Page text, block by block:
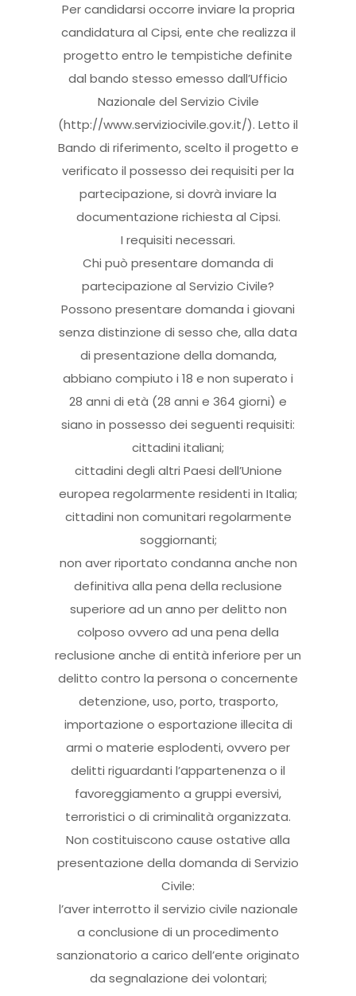
Per candidarsi occorre inviare la propria
candidatura al Cipsi, ente che realizza il
progetto entro le tempistiche definite
dal bando stesso emesso dall’Ufficio
Nazionale del Servizio Civile
(http://www.serviziocivile.gov.it/). Letto il
Bando di riferimento, scelto il progetto e
verificato il possesso dei requisiti per la
partecipazione, si dovrà inviare la
documentazione richiesta al Cipsi.
I requisiti necessari.
Chi può presentare domanda di
partecipazione al Servizio Civile?
Possono presentare domanda i giovani
senza distinzione di sesso che, alla data
di presentazione della domanda,
abbiano compiuto i 18 e non superato i
28 anni di età (28 anni e 364 giorni) e
siano in possesso dei seguenti requisiti:
cittadini italiani;
cittadini degli altri Paesi dell’Unione
europea regolarmente residenti in Italia;
cittadini non comunitari regolarmente
soggiornanti;
non aver riportato condanna anche non
definitiva alla pena della reclusione
superiore ad un anno per delitto non
colposo ovvero ad una pena della
reclusione anche di entità inferiore per un
delitto contro la persona o concernente
detenzione, uso, porto, trasporto,
importazione o esportazione illecita di
armi o materie esplodenti, ovvero per
delitti riguardanti l’appartenenza o il
favoreggiamento a gruppi eversivi,
terroristici o di criminalità organizzata.
Non costituiscono cause ostative alla
presentazione della domanda di Servizio
Civile:
l’aver interrotto il servizio civile nazionale
a conclusione di un procedimento
sanzionatorio a carico dell’ente originato
da segnalazione dei volontari;